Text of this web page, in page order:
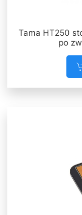
Tama HT250
po